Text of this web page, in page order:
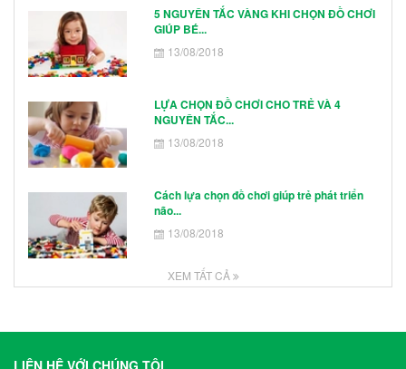
5 NGUYÊN TẮC VÀNG KHI CHỌN ĐỒ CHƠI
GIÚP BÉ...
13/08/2018
LỰA CHỌN ĐỒ CHƠI CHO TRẺ VÀ 4
NGUYÊN TẮC...
13/08/2018
Cách lựa chọn đồ chơi giúp trẻ phát triển
não...
13/08/2018
XEM TẤT CẢ
LIÊN HỆ VỚI CHÚNG TÔI